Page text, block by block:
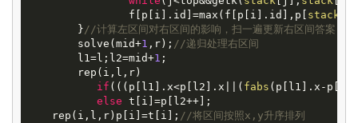
		f[p[i].id]=max(f[p[i].id],p[
stack
	}
//计算左区间对右区间的影响，扫一遍更新右区间答案
	solve(mid+
1 ,r); //递归处理右区间
	l1=l;l2=mid+
1 ;
if (((p[l1].x<p[l2].x||( fabs (p[l1].x-
else t[i]=p[l2++];
    rep(i,l,r)p[i]=t[i];
//将区间按照x,y升序排列